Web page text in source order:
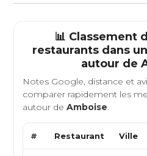
📊 Classement
restaurants dans
autour de
Notes Google, distance et
comparer rapidement les
autour deAmboise.
# Restaurant Ville